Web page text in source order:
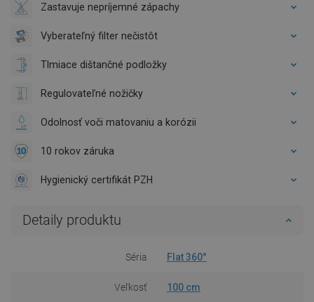
Zastavuje nepríjemné zápachy
Vyberateľný filter nečistôt
Tlmiace dištančné podložky
Regulovateľné nožičky
Odolnosť voči matovaniu a korózii
10 rokov záruka
Hygienický certifikát PZH
Detaily produktu
Séria Flat 360°
Veľkosť 100 cm